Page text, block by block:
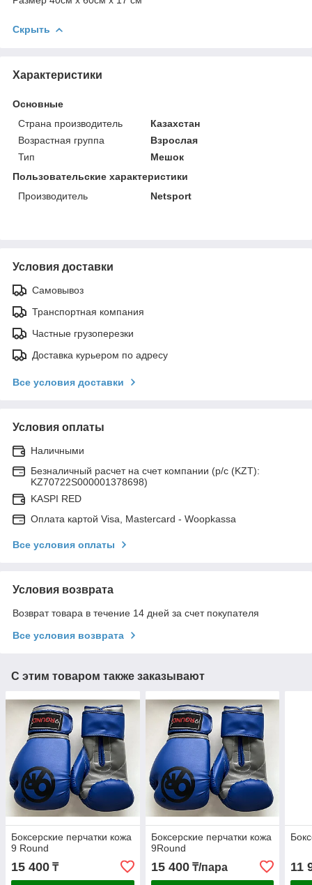
Скрыть
Характеристики
Основные
Страна производитель
Казахстан
Возрастная группа
Взрослая
Тип
Мешок
Пользовательские характеристики
Производитель
Netsport
Условия доставки
Самовывоз
Транспортная компания
Частные грузоперезки
Доставка курьером по адресу
Все условия доставки
Условия оплаты
Наличными
Безналичный расчет на счет компании (р/с (KZT):
KZ70722S000001378698)
KASPI RED
Оплата картой Visa, Mastercard - Woopkassa
Все условия оплаты
Условия возврата
Возврат товара в течение 14 дней за счет покупателя
Все условия возврата
С этим товаром также заказывают
Боксерские перчатки кожа
9 Round
15 400 ₸
Боксерские перчатки кожа
9Round
15 400₸/пара 11